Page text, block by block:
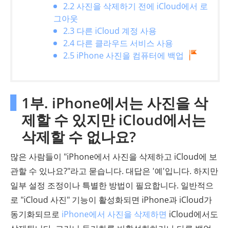
2.2 사진을 삭제하기 전에 iCloud에서 로
그아웃
2.3 다른 iCloud 계정 사용
2.4 다른 클라우드 서비스 사용
2.5 iPhone 사진을 컴퓨터에 백업
1부. iPhone에서는 사진을 삭
제할 수 있지만 iCloud에서는
삭제할 수 없나요?
많은 사람들이 "iPhone에서 사진을 삭제하고 iCloud에 보
관할 수 있나요?"라고 묻습니다. 대답은 '예'입니다. 하지만
일부 설정 조정이나 특별한 방법이 필요합니다. 일반적으
로 "iCloud 사진" 기능이 활성화되면 iPhone과 iCloud가
동기화되므로 iPhone에서 사진을 삭제하면 iCloud에서도